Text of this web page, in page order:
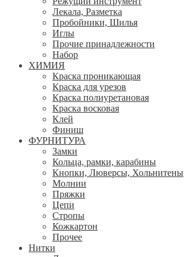
Лекала, Разметка
Пробойники, Шилья
Иглы
Прочие принадлежности
Набор
ХИМИЯ
Краска проникающая
Краска для урезов
Краска полиуретановая
Краска восковая
Клей
Финиш
ФУРНИТУРА
Замки
Кольца, рамки, карабины
Кнопки, Люверсы, Хольнитены
Молнии
Пряжки
Цепи
Стропы
Кожкартон
Прочее
Нитки